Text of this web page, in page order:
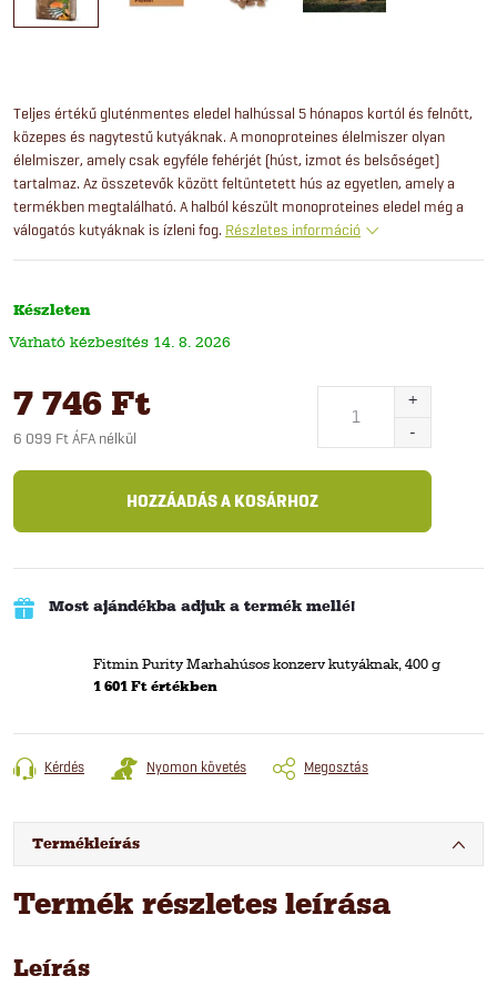
Teljes értékű gluténmentes eledel halhússal 5 hónapos kortól és felnőtt,
közepes és nagytestű kutyáknak. A monoproteines élelmiszer olyan
élelmiszer, amely csak egyféle fehérjét (húst, izmot és belsőséget)
tartalmaz. Az összetevők között feltüntetett hús az egyetlen, amely a
termékben megtalálható. A halból készült monoproteines eledel még a
válogatós kutyáknak is ízleni fog. Részletes információ
Készleten
14. 8. 2026
7 746 Ft
6 099 Ft ÁFA nélkül
HOZZÁADÁS A KOSÁRHOZ
Most ajándékba adjuk a termék mellé!
Fitmin Purity Marhahúsos konzerv kutyáknak, 400 g
1 601 Ft értékben
Kérdés Nyomon követés Megosztás
Termékleírás
Termék részletes leírása
Leírás